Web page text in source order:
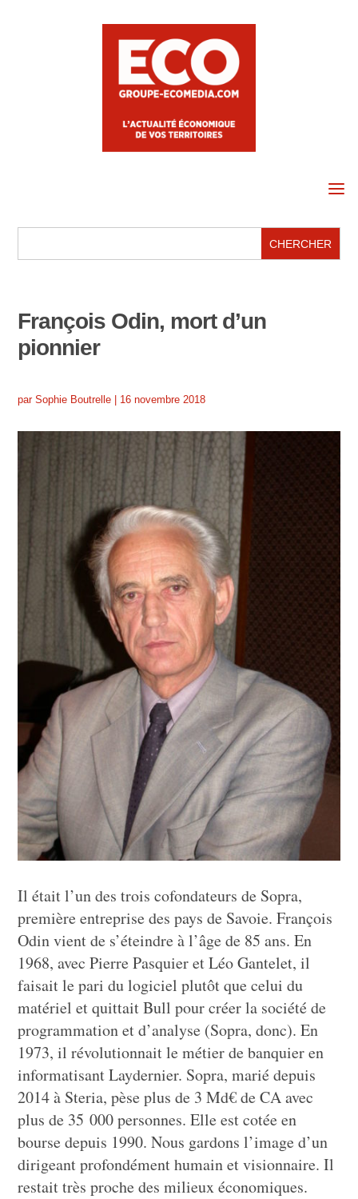
a
François Odin, mort d’un
pionnier
parSophie Boutrelle 16 novembre 2018
Il était l’un des trois cofondateurs de Sopra,
première entreprise des pays de Savoie. François
Odin vient de s’éteindre à l’âge de 85 ans. En
1968, avec Pierre Pasquier et Léo Gantelet, il
faisait le pari du logiciel plutôt que celui du
matériel et quittait Bull pour créer la société de
programmation et d’analyse (Sopra, donc). En
1973, il révolutionnait le métier de banquier en
informatisant Laydernier. Sopra, marié depuis
2014 à Steria, pèse plus de 3 Md€ de CA avec
plus de 35 000 personnes. Elle est cotée en
bourse depuis 1990. Nous gardons l’image d’un
dirigeant profondément humain et visionnaire. Il
restait très proche des milieux économiques.